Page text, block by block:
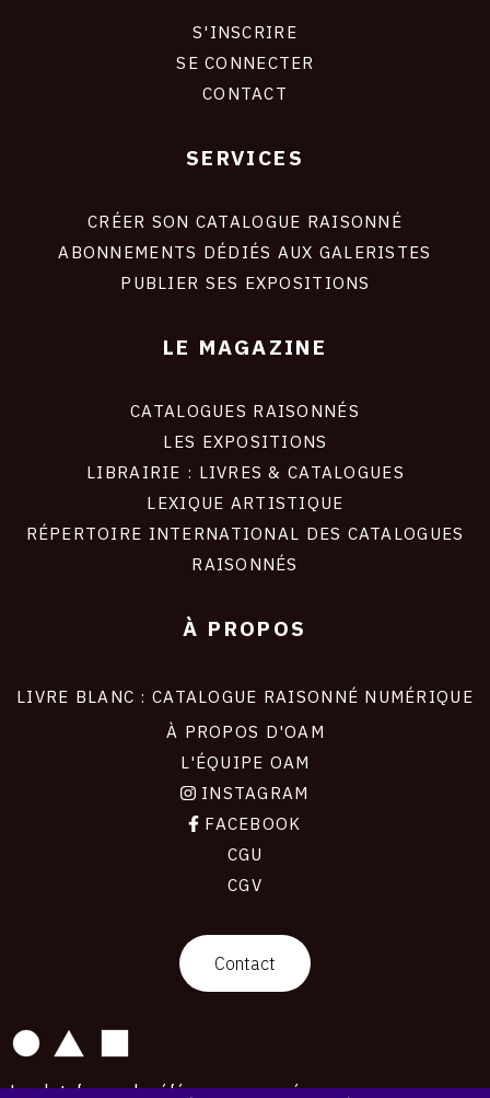
S'INSCRIRE
SE CONNECTER
CONTACT
SERVICES
CRÉER SON CATALOGUE RAISONNÉ
ABONNEMENTS DÉDIÉS AUX GALERISTES
PUBLIER SES EXPOSITIONS
LE MAGAZINE
CATALOGUES RAISONNÉS
LES EXPOSITIONS
LIBRAIRIE : LIVRES & CATALOGUES
LEXIQUE ARTISTIQUE
RÉPERTOIRE INTERNATIONAL DES CATALOGUES
RAISONNÉS
À PROPOS
LIVRE BLANC : CATALOGUE RAISONNÉ NUMÉRIQUE
À PROPOS D'OAM
L'ÉQUIPE OAM
INSTAGRAM
FACEBOOK
CGU
CGV
Contact
La plateforme de référence pour créer,